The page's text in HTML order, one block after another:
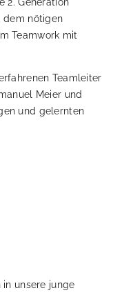
dem nötigen
Teamwork mit
Teamleiter
Meier und
und gelernten
in unsere junge